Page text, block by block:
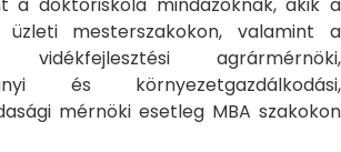
üzleti mesterszakokon, valamint a
agrármérnöki,
és környezetgazdálkodási,
mérnöki esetleg MBA szakokon